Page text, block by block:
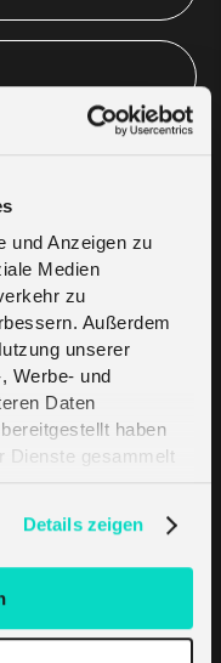
und Anzeigen zu
Medien
zu
Außerdem
unserer
Werbe- und
Daten
haben
Dienste gesammelt
Details zeigen
und die
*
der
gelesen